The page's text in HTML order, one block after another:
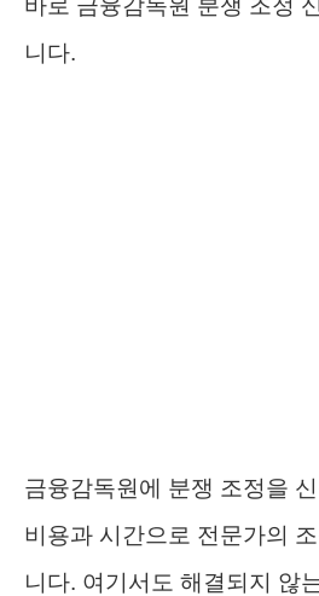
니다.
금융감독원에 분쟁 조정을
비용과 시간으로 전문가의
니다. 여기서도 해결되지 않